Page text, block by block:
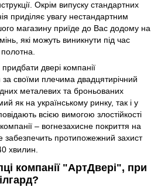
Окрім випуску стандартних
приділяє увагу нестандартним
магазину приїде до Вас додому на
які можуть виникнути під час
двері компанії
своїми плечима двадцятирічний
металевих та броньованих
як на українському ринку, так і у
всією вимогою злостійкості
– вогнезахисне покриття на
забезпечить протипожежний захист
хвилин.
компанії "АртДвері", при